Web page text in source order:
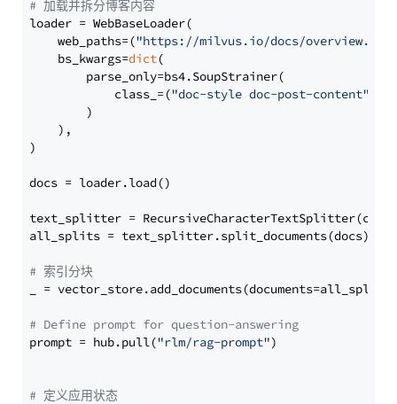
# 加载并拆分博客内容
loader = WebBaseLoader(
    web_paths=(
"https://milvus.io/docs/overview.md"
    bs_kwargs=
dict(
        parse_only=bs4.SoupStrainer(
            class_=(
"doc-style doc-post-content"
        )
    ),
)
docs = loader.load()
text_splitter =
all_splits = text_splitter.split_documents(docs)
# 索引分块
_ = vector_store.add_documents(documents=all_splits)
# Define prompt for question-answering
prompt = hub.pull("rlm/rag-prompt")
# 定义应用状态